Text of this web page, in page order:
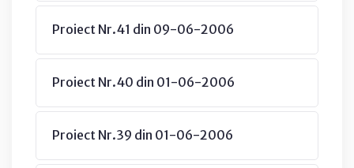
Proiect Nr.41 din 09-06-2006
Proiect Nr.40 din 01-06-2006
Proiect Nr.39 din 01-06-2006